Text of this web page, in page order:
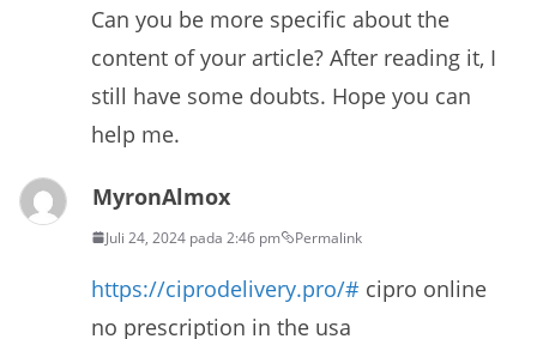
Can you be more specific about the
content of your article? After reading it, I
still have some doubts. Hope you can
help me.
MyronAlmox
Juli 24, 2024 pada 2:46 pm Permalink
https://ciprodelivery.pro/# cipro online
no prescription in the usa